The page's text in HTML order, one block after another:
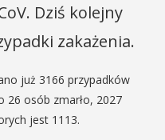
Dziś kolejny
zakażenia.
już 3166 przypadków
26 osób zmarło, 2027
jest 1113.